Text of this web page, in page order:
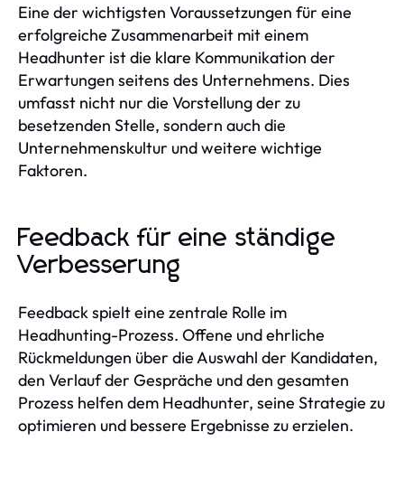
Eine der wichtigsten Voraussetzungen für eine
erfolgreiche Zusammenarbeit mit einem
Headhunter ist die klare Kommunikation der
Erwartungen seitens des Unternehmens. Dies
umfasst nicht nur die Vorstellung der zu
besetzenden Stelle, sondern auch die
Unternehmenskultur und weitere wichtige
Faktoren.
Feedback für eine ständige
Verbesserung
Feedback spielt eine zentrale Rolle im
Headhunting-Prozess. Offene und ehrliche
Rückmeldungen über die Auswahl der Kandidaten,
den Verlauf der Gespräche und den gesamten
Prozess helfen dem Headhunter, seine Strategie zu
optimieren und bessere Ergebnisse zu erzielen.